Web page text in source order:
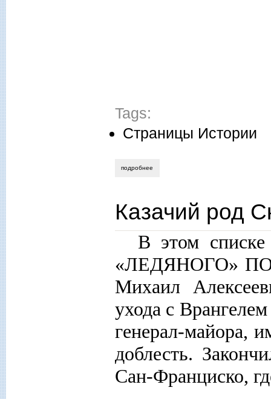
Tags:
Страницы Истории
подробнее
Казачий род
В этом
«ЛЕДЯНОГО»
Михаил
ухода с
генерал-майора,
доблесть.
Сан-Франциско,